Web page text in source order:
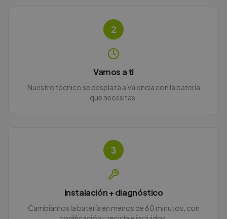
2
Vamos a ti
Nuestro técnico se desplaza a Valencia con la batería
que necesitas.
3
Instalación + diagnóstico
Cambiamos la batería en menos de 60 minutos, con